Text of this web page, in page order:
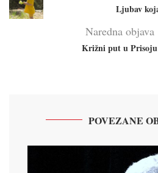
Ljubav
Naredna objava
Križni put u Prisoju
POVEZANE